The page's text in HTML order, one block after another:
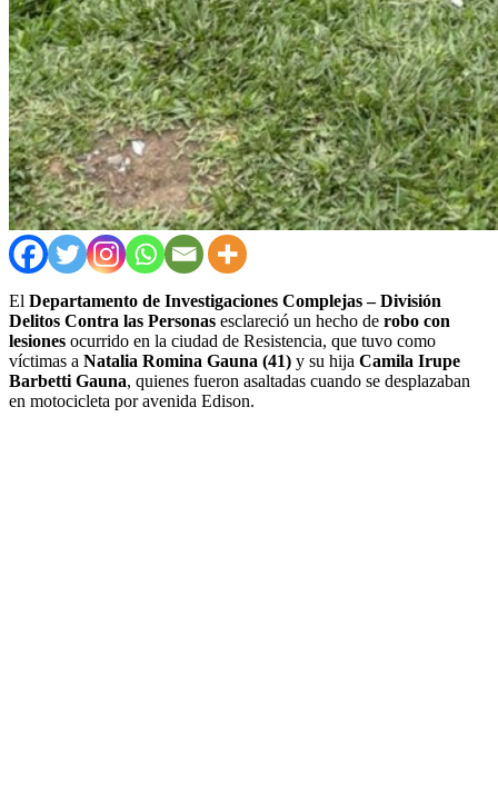
El Departamento de Investigaciones Complejas – División
Delitos Contra las Personas esclareció un hecho de robo con
lesiones ocurrido en la ciudad de Resistencia, que tuvo como
víctimas a Natalia Romina Gauna (41) y su hija Camila Irupe
Barbetti Gauna, quienes fueron asaltadas cuando se desplazaban
en motocicleta por avenida Edison.